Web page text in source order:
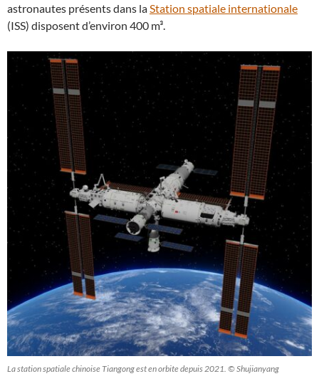
astronautes présents dans laStation spatiale internationale
(ISS) disposent d’environ 400 m³.
La station spatiale chinoise Tiangong est en orbite depuis 2021. © Shujianyang